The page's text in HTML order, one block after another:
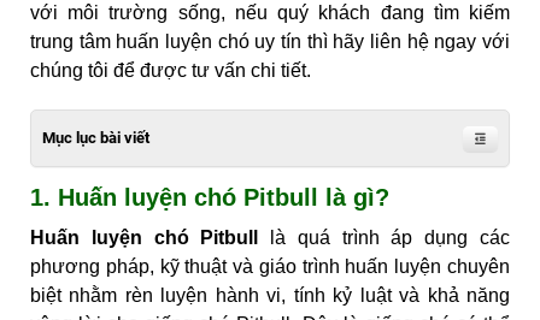
với môi trường sống, nếu quý khách đang tìm kiếm
trung tâm huấn luyện chó uy tín thì hãy liên hệ ngay với
chúng tôi để được tư vấn chi tiết.
Mục lục bài viết
1. Huấn luyện chó Pitbull là gì?
Huấn luyện chó Pitbull
là quá trình áp dụng các
phương pháp, kỹ thuật và giáo trình huấn luyện chuyên
biệt nhằm rèn luyện hành vi, tính kỷ luật và khả năng